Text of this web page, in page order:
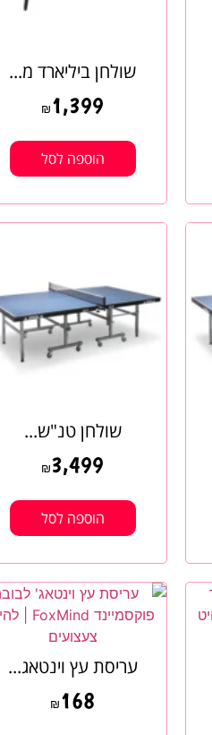
שולחן ביליארד מ...
₪ 1,399
הוספה לסל
שולחן טנ"ש...
₪3,499
הוספה לסל
עריסת עץ וינטאג...
₪ 168